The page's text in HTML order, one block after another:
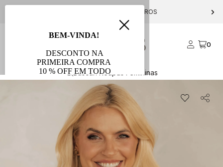
PARCELE EM ATÉ 10X S/ JUROS
0